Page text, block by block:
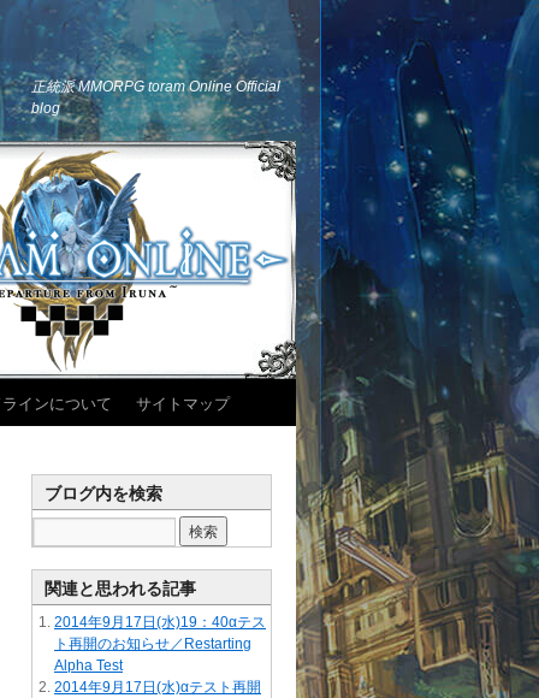
正統派 MMORPG toram Online Official
blog
インについて サイトマップ
ブログ内を検索
関連と思われる記事
2014年9月17日(水)19：40αテス
ト再開のお知らせ／Restarting
Alpha Test
2014年9月17日(水)αテスト再開